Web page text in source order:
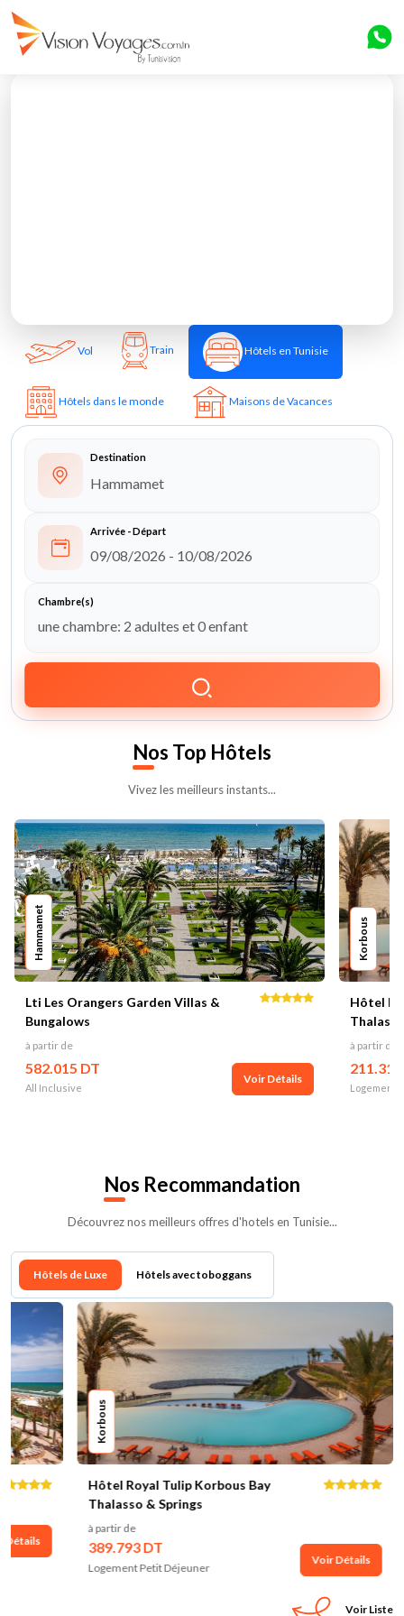
Vol Train Hôtels en Tunisie
Hôtels dans le monde Maisons de Vacances
Destination
Arrivée - Départ
Chambre(s)
Nos Top Hôtels
Vivez les meilleurs instants...
Hammamet
Lti Les Orangers Garden Villas &
Bungalows
à partir de
582.015 DT
All Inclusive
Voir Détails
Korbous
Hôtel
à partir de
Logement
Nos Recommandation
Découvrez nos meilleurs offres d'hotels en Tunisie...
Hôtels de Luxe Hôtels avec toboggans
Royal Tulip Korbous Bay
& Springs
de
DT
Petit Déjeuner
Sousse
Movenpick
Logement Petit
Voir Liste